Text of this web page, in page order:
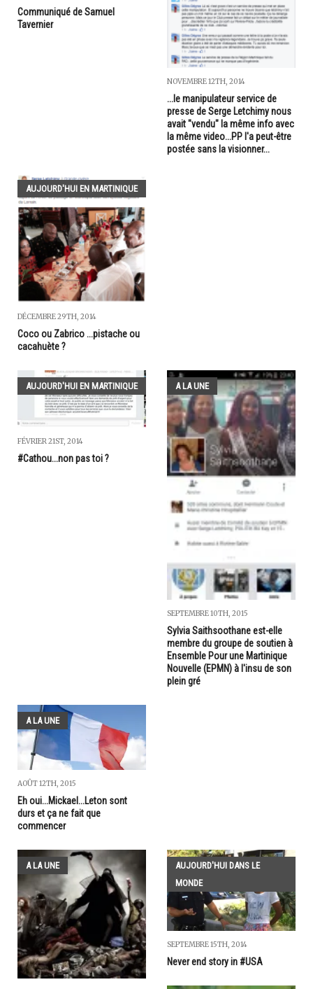
Communiqué de Samuel
Tavernier
NOVEMBRE 12TH, 2014
...le manipulateur service de
presse de Serge Letchimy nous
avait "vendu" la même info avec
la même video...PP l'a peut-être
postée sans la visionner...
AUJOURD'HUI EN MARTINIQUE
DÉCEMBRE 29TH, 2014
Coco ou Zabrico ...pistache ou
cacahuète ?
AUJOURD'HUI EN MARTINIQUE
FÉVRIER 21ST, 2014
#Cathou...non pas toi ?
A LA UNE
SEPTEMBRE 10TH, 2015
Sylvia Saithsoothane est-elle
membre du groupe de soutien à
Ensemble Pour une Martinique
Nouvelle (EPMN) à l'insu de son
plein gré
A LA UNE
AOÛT 12TH, 2015
Eh oui...Mickael...Leton sont
durs et ça ne fait que
commencer
A LA UNE
AUJOURD'HUI DANS LE
MONDE
SEPTEMBRE 15TH, 2014
Never end story in #USA